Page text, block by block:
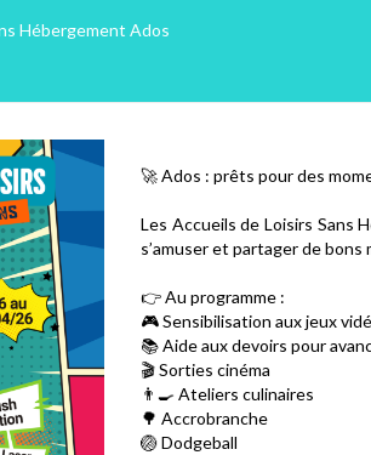
Hébergement Ados
🚀 Ados : prêts pour des
Les Accueils de Loisirs Sans
s’amuser et partager de
👉 Au programme :
🎮 Sensibilisation aux jeux
📚 Aide aux devoirs pour
🎬 Sorties cinéma
👨‍🍳 Ateliers culinaires
🌳 Accrobranche
🏐 Dodgeball